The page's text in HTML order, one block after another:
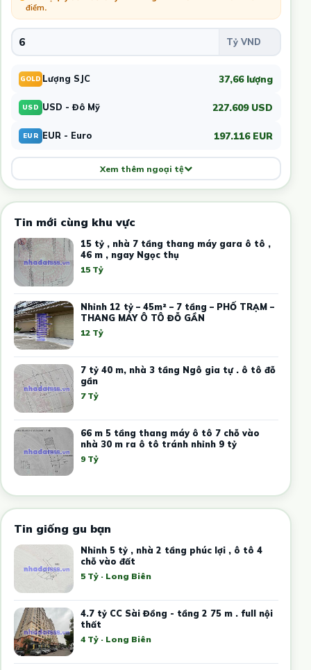
điểm.
GOLD Lượng SJC 37,66 lượng
USD USD - Đô Mỹ 227.609 USD
EUR EUR - Euro 197.116 EUR
Xem thêm ngoại tệ
Tin mới cùng khu vực
15 tỷ , nhà 7 tầng thang máy gara ô tô ,
46 m , ngay Ngọc thụ
15 Tỷ
Nhỉnh 12 tỷ – 45m² – 7 tầng – PHỐ TRẠM –
THANG MÁY Ô TÔ ĐỖ GẦN
12 Tỷ
7 tỷ 40 m, nhà 3 tầng Ngô gia tự . ô tô đỗ
gần
7 Tỷ
66 m 5 tầng thang máy ô tô 7 chỗ vào
nhà 30 m ra ô tô tránh nhỉnh 9 tỷ
9 Tỷ
Tin giống gu bạn
Nhỉnh 5 tỷ , nhà 2 tầng phúc lợi , ô tô 4
chỗ vào đất
5 Tỷ · Long Biên
4.7 tỷ CC Sài Đồng - tầng 2 75 m . full nội
thất
4 Tỷ · Long Biên